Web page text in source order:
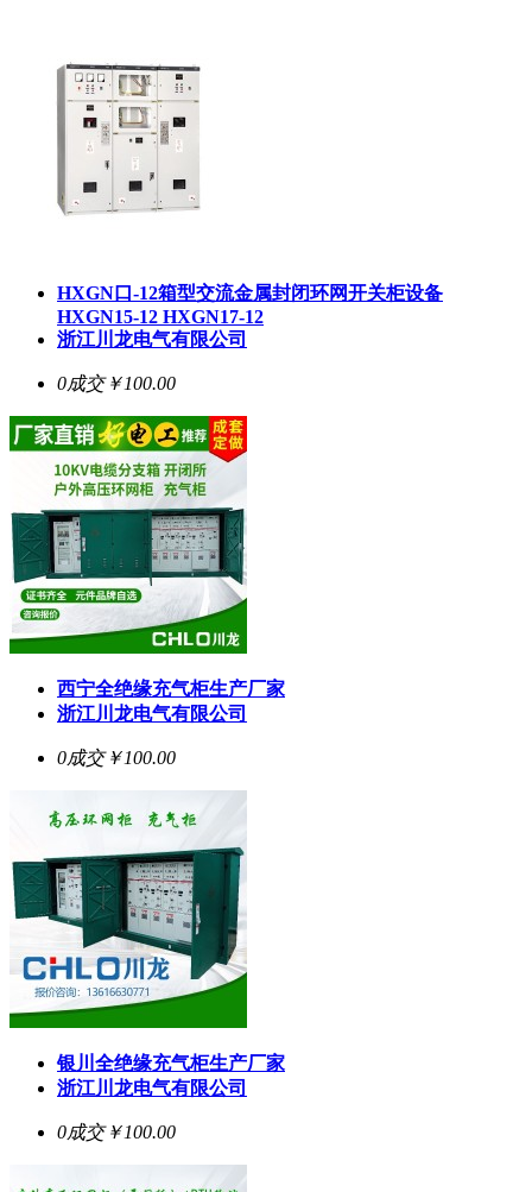
HXGN口-12箱型交流金属封闭环网开关柜设备
HXGN15-12 HXGN17-12
浙江川龙电气有限公司
0成交￥100.00
西宁全绝缘充气柜生产厂家
浙江川龙电气有限公司
0成交￥100.00
银川全绝缘充气柜生产厂家
浙江川龙电气有限公司
0成交￥100.00